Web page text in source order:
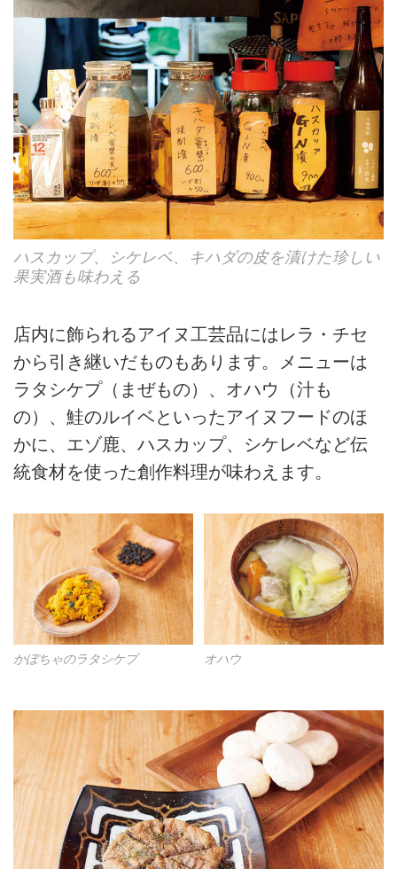
ハスカップ、シケレベ、キハダの皮を漬けた珍しい
果実酒も味わえる
店内に飾られるアイヌ工芸品にはレラ・チセ
から引き継いだものもあります。メニューは
ラタシケプ（まぜもの）、オハウ（汁も
の）、鮭のルイベといったアイヌフードのほ
かに、エゾ鹿、ハスカップ、シケレベなど伝
統食材を使った創作料理が味わえます。
かぼちゃのラタシケプ オハウ